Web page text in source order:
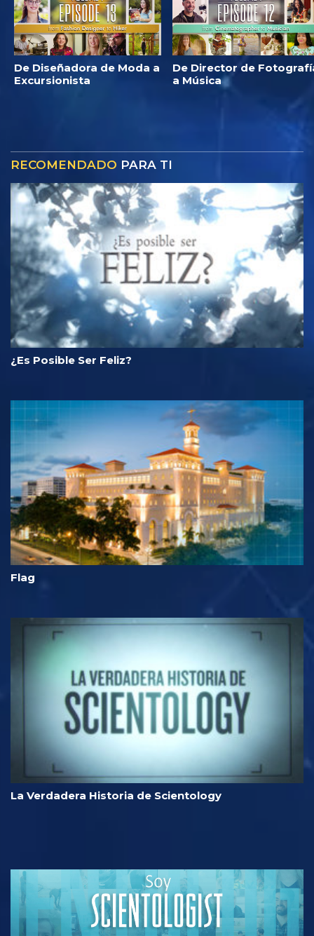
De Diseñadora de Moda a
Excursionista
De Director de
a Música
RECOMENDADO PARA TI
¿Es Posible Ser Feliz?
Flag
La Verdadera Historia de Scientology